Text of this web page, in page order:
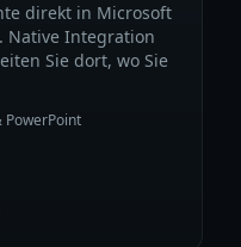
direkt in Microsoft
Native Integration
Sie dort, wo Sie
PowerPoint